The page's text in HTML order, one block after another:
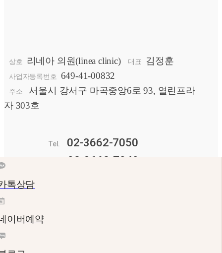
톡상담
이버예약
상호 리네아 의원(linea clinic) 대표 김정훈
사업자등록번호 649-41-00832
주소
서울시 강서구 마곡중앙6로 93, 열린프라
자 303호
Tel. 02-3662-7050
02-3662-7049
Email